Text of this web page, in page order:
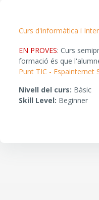
Curs d'informàtica i
EN PROVES: Curs
formació és que
Punt TIC - Espainternet
Nivell del curs: Bàsic
Skill Level: Beginner